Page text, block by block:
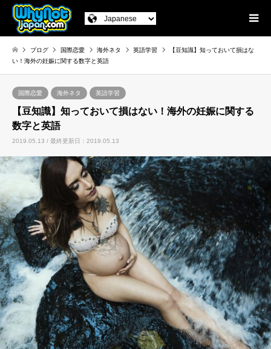
ブログ 国際恋愛 海外ネタ 英語学習
【豆知識】知っておいて損はな
い！海外の妊娠に関する数字と英語
国際恋愛 海外ネタ 英語学習
【豆知識】知っておいて損はない！海外の妊娠に関する
数字と英語
2019.05.13 / 最終更新日：2019.05.13